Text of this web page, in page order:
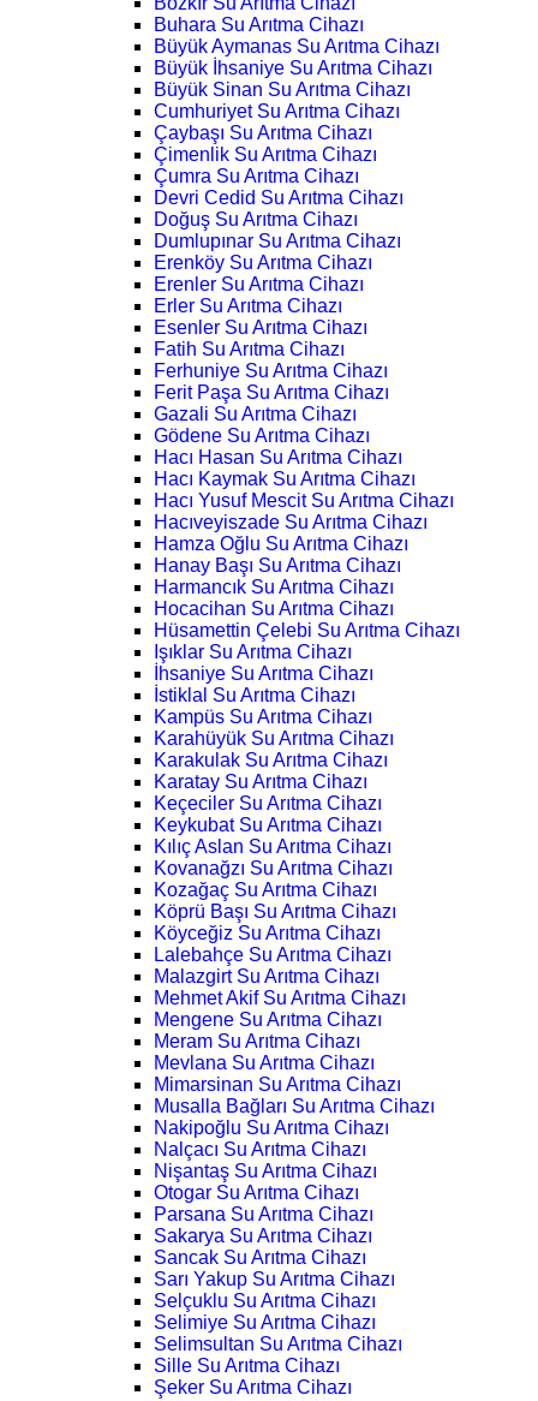
Buhara Su Arıtma Cihazı
Büyük Aymanas Su Arıtma Cihazı
Büyük İhsaniye Su Arıtma Cihazı
Büyük Sinan Su Arıtma Cihazı
Cumhuriyet Su Arıtma Cihazı
Çaybaşı Su Arıtma Cihazı
Çimenlik Su Arıtma Cihazı
Çumra Su Arıtma Cihazı
Devri Cedid Su Arıtma Cihazı
Doğuş Su Arıtma Cihazı
Dumlupınar Su Arıtma Cihazı
Erenköy Su Arıtma Cihazı
Erenler Su Arıtma Cihazı
Erler Su Arıtma Cihazı
Esenler Su Arıtma Cihazı
Fatih Su Arıtma Cihazı
Ferhuniye Su Arıtma Cihazı
Ferit Paşa Su Arıtma Cihazı
Gazali Su Arıtma Cihazı
Gödene Su Arıtma Cihazı
Hacı Hasan Su Arıtma Cihazı
Hacı Kaymak Su Arıtma Cihazı
Hacı Yusuf Mescit Su Arıtma Cihazı
Hacıveyiszade Su Arıtma Cihazı
Hamza Oğlu Su Arıtma Cihazı
Hanay Başı Su Arıtma Cihazı
Harmancık Su Arıtma Cihazı
Hocacihan Su Arıtma Cihazı
Hüsamettin Çelebi Su Arıtma Cihazı
Işıklar Su Arıtma Cihazı
İhsaniye Su Arıtma Cihazı
İstiklal Su Arıtma Cihazı
Kampüs Su Arıtma Cihazı
Karahüyük Su Arıtma Cihazı
Karakulak Su Arıtma Cihazı
Karatay Su Arıtma Cihazı
Keçeciler Su Arıtma Cihazı
Keykubat Su Arıtma Cihazı
Kılıç Aslan Su Arıtma Cihazı
Kovanağzı Su Arıtma Cihazı
Kozağaç Su Arıtma Cihazı
Köprü Başı Su Arıtma Cihazı
Köyceğiz Su Arıtma Cihazı
Lalebahçe Su Arıtma Cihazı
Malazgirt Su Arıtma Cihazı
Mehmet Akif Su Arıtma Cihazı
Mengene Su Arıtma Cihazı
Meram Su Arıtma Cihazı
Mevlana Su Arıtma Cihazı
Mimarsinan Su Arıtma Cihazı
Musalla Bağları Su Arıtma Cihazı
Nakipoğlu Su Arıtma Cihazı
Nalçacı Su Arıtma Cihazı
Nişantaş Su Arıtma Cihazı
Otogar Su Arıtma Cihazı
Parsana Su Arıtma Cihazı
Sakarya Su Arıtma Cihazı
Sancak Su Arıtma Cihazı
Sarı Yakup Su Arıtma Cihazı
Selçuklu Su Arıtma Cihazı
Selimiye Su Arıtma Cihazı
Selimsultan Su Arıtma Cihazı
Sille Su Arıtma Cihazı
Şeker Su Arıtma Cihazı